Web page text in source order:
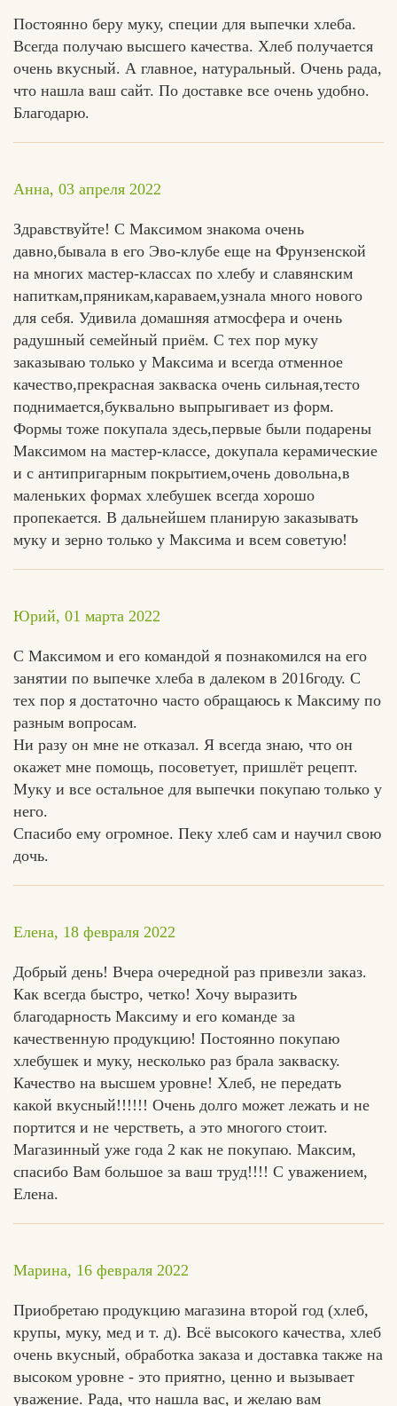
Хлеб
Постоянно беру муку, специи для выпечки хлеба.
Всегда получаю высшего качества. Хлеб получается
очень вкусный. А главное, натуральный. Очень рада,
что нашла ваш сайт. По доставке все очень удобно.
Благодарю.
Анна, 03 апреля 2022
Здравствуйте! С Максимом знакома очень
давно,бывала в его Эво-клубе еще на Фрунзенской
на многих мастер-классах по хлебу и славянским
напиткам,пряникам,караваем,узнала много нового
для себя. Удивила домашняя атмосфера и очень
радушный семейный приём. С тех пор муку
заказываю только у Максима и всегда отменное
качество,прекрасная закваска очень сильная,тесто
поднимается,буквально выпрыгивает из форм.
Формы тоже покупала здесь,первые были подарены
Максимом на мастер-классе, докупала керамические
и с антипригарным покрытием,очень довольна,в
маленьких формах хлебушек всегда хорошо
пропекается. В дальнейшем планирую заказывать
муку и зерно только у Максима и всем советую!
Юрий, 01 марта 2022
С Максимом и его командой я познакомился на его
занятии по выпечке хлеба в далеком в 2016году. С
тех пор я достаточно часто обращаюсь к Максиму по
разным вопросам.
Ни разу он мне не отказал. Я всегда знаю, что он
окажет мне помощь, посоветует, пришлёт рецепт.
Муку и все остальное для выпечки покупаю только у
него.
Спасибо ему огромное. Пеку хлеб сам и научил свою
дочь.
Елена, 18 февраля 2022
Добрый день! Вчера очередной раз привезли заказ.
Как всегда быстро, четко! Хочу выразить
благодарность Максиму и его команде за
качественную продукцию! Постоянно покупаю
хлебушек и муку, несколько раз брала закваску.
Качество на высшем уровне! Хлеб, не передать
какой вкусный!!!!!! Очень долго может лежать и не
портится и не черстветь, а это многого стоит.
Магазинный уже года 2 как не покупаю. Максим,
спасибо Вам большое за ваш труд!!!! С уважением,
Елена.
Марина, 16 февраля 2022
Приобретаю продукцию магазина второй год (хлеб,
крупы, муку, мед и т. д). Всё высокого качества, хлеб
очень вкусный, обработка заказа и доставка также на
высоком уровне - это приятно, ценно и вызывает
уважение. Рада, что нашла вас, и желаю вам